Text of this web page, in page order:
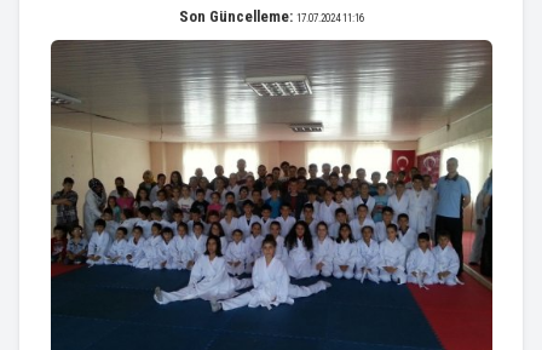
Son Güncelleme: 17.07.2024 11:16